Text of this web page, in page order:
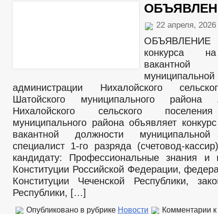
22 апреля, 2026
ОБЪЯВЛЕНИЕ
конкурса
вакантной
администрации Нихалойского
Шатойского муниципального района
Нихалойского сельского
муниципального района объявляет
вакантной должности
специалист 1-го разряда (счетовод-
кандидату: Профессиональные знания и
Конституции Российской Федерации,
Конституции Чеченской Республики,
Республики, […]
Опубликовано в рубрике Новости Комментарии